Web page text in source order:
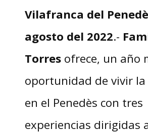
Vilafranca del
agosto del 2022.-
Torres ofrece, un año
oportunidad de vivir la
en el Penedès con tres
experiencias dirigidas